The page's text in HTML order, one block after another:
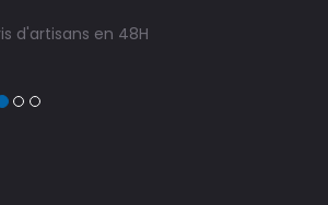
d'artisans en 48H